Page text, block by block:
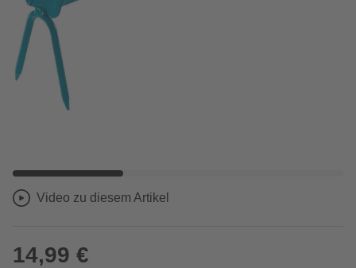
Video zu diesem Artikel
14,99 €